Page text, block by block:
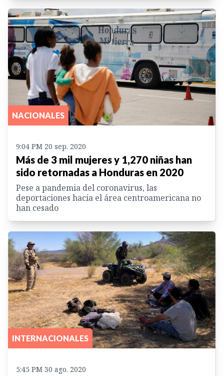
NACIONALES
9:04 PM 20 sep. 2020
Más de 3 mil mujeres y 1,270 niñas han
sido retornadas a Honduras en 2020
Pese a pandemia del coronavirus, las
deportaciones hacia el área centroamericana no
han cesado
INTERNACIONALES
5:45 PM 30 ago. 2020